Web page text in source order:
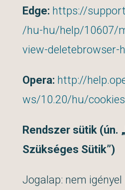
Edge: https://
/hu-hu/help/10607/
view-deletebrowser-
Opera: http://
ws/10.20/hu/
Rendszer sütik (ún.
Szükséges Sütik”)
Jogalap: nem